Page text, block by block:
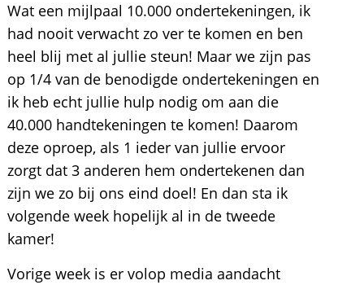
Wat een mijlpaal 10.000 ondertekeningen, ik
had nooit verwacht zo ver te komen en ben
heel blij met al jullie steun! Maar we zijn pas
op 1/4 van de benodigde ondertekeningen en
ik heb echt jullie hulp nodig om aan die
40.000 handtekeningen te komen! Daarom
deze oproep, als 1 ieder van jullie ervoor
zorgt dat 3 anderen hem ondertekenen dan
zijn we zo bij ons eind doel! En dan sta ik
volgende week hopelijk al in de tweede
kamer!
Vorige week is er volop media aandacht